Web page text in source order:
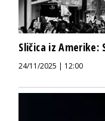
Sličica iz Amerike:
24/11/2025 | 12:00